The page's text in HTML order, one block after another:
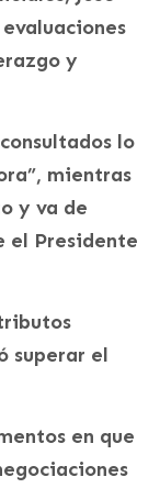
y
lo
mientras
y va de
el Presidente
superar el
en que